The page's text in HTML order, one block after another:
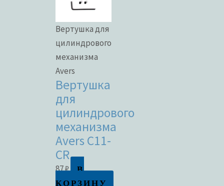
Вертушка для
цилиндрового
механизма
Avers
Вертушка
для
цилиндрового
механизма
Avers C11-
CR
87₽
В